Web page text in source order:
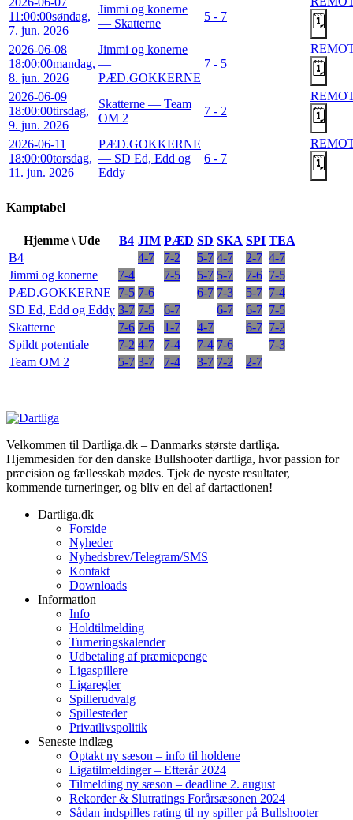
11:00:00søndag,
7. jun. 2026
Jimmi og konerne
— Skatterne
5 - 7 🗓️
2026-06-08
18:00:00mandag,
8. jun. 2026
Jimmi og konerne
—
PÆD.GOKKERNE
7 - 5 🗓️
2026-06-09
18:00:00tirsdag,
9. jun. 2026
Skatterne — Team
OM 2
7 - 2 🗓️
2026-06-11
18:00:00torsdag,
11. jun. 2026
PÆD.GOKKERNE
— SD Ed, Edd og
Eddy
6 - 7 🗓️
Kamptabel
Hjemme \ Ude B4 JIM PÆD SD SKA SPI TEA
B4
4-7 7-2 5-7 4-7 2-7 4-7
Jimmi og konerne
7-4 7-5 5-7 5-7 7-6 7-5
PÆD.GOKKERNE
7-5 7-6 6-7 7-3 5-7 7-4
SD Ed, Edd og Eddy 3-7 7-5 6-7 6-7 6-7 7-5
Skatterne
7-6 7-6 1-7 4-7 6-7 7-2
Spildt potentiale
7-2 4-7 7-4 7-4 7-6
7-3
Team OM 2
5-7 3-7 7-4 3-7 7-2 2-7
Velkommen til Dartliga.dk – Danmarks største dartliga.
Hjemmesiden for den danske Bullshooter dartliga, hvor passion for
præcision og fællesskab mødes. Tjek de nyeste resultater,
kommende turneringer, og bliv en del af dartactionen!
Dartliga.dk
Forside
Nyheder
Nyhedsbrev/Telegram/SMS
Kontakt
Downloads
Information
Info
Holdtilmelding
Turneringskalender
Udbetaling af præmiepenge
Ligaspillere
Ligaregler
Spillerudvalg
Spillesteder
Privatlivspolitik
Seneste indlæg
Optakt ny sæson – info til holdene
Ligatilmeldinger – Efterår 2024
Tilmelding ny sæson – deadline 2. august
Rekorder & Slutratings Forårsæsonen 2024
Sådan indspilles rating til ny spiller på Bullshooter